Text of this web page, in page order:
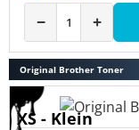
− +
Original Brother Toner
XS - Klein